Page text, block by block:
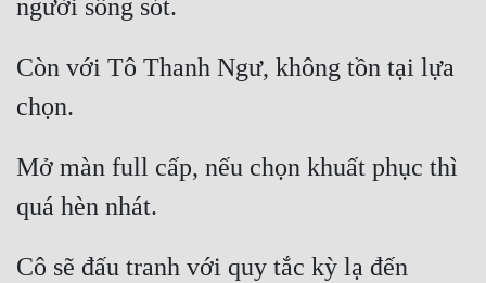
người sống sót.
Còn với Tô Thanh Ngư, không tồn tại lựa
chọn.
Mở màn full cấp, nếu chọn khuất phục thì
quá hèn nhát.
Cô sẽ đấu tranh với quy tắc kỳ lạ đến